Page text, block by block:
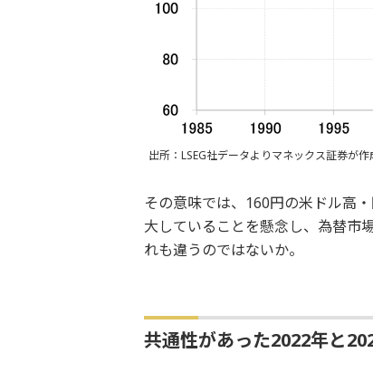
出所：LSEG社データよりマネックス証券が作
その意味では、160円の米ドル高
大していることを懸念し、為替市
れも違うのではないか。
共通性があった2022年と